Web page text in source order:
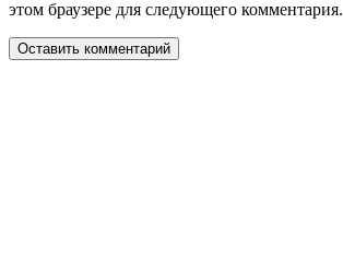
этом браузере для следующего комментария.